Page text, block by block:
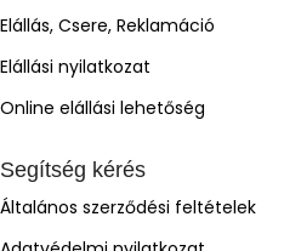
Elállás, Csere, Reklamáció
Elállási nyilatkozat
Online elállási lehetőség
Segítség kérés
Általános szerződési feltételek